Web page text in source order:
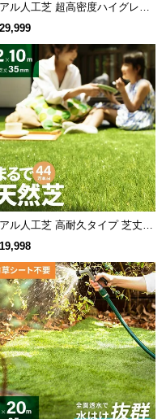
ル人工芝 超高密度ハイグレー
高耐久タイプ・質感を追求 芝丈
ル人工芝 高耐久タイプ 芝丈35
2×10m 防草シート付（自然な
た目追求・U字ピン）